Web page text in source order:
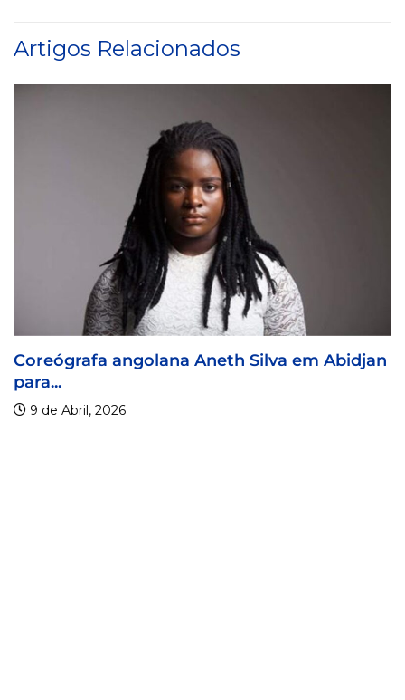
Artigos Relacionados
Aneth Silva em Abidjan Visa For Music